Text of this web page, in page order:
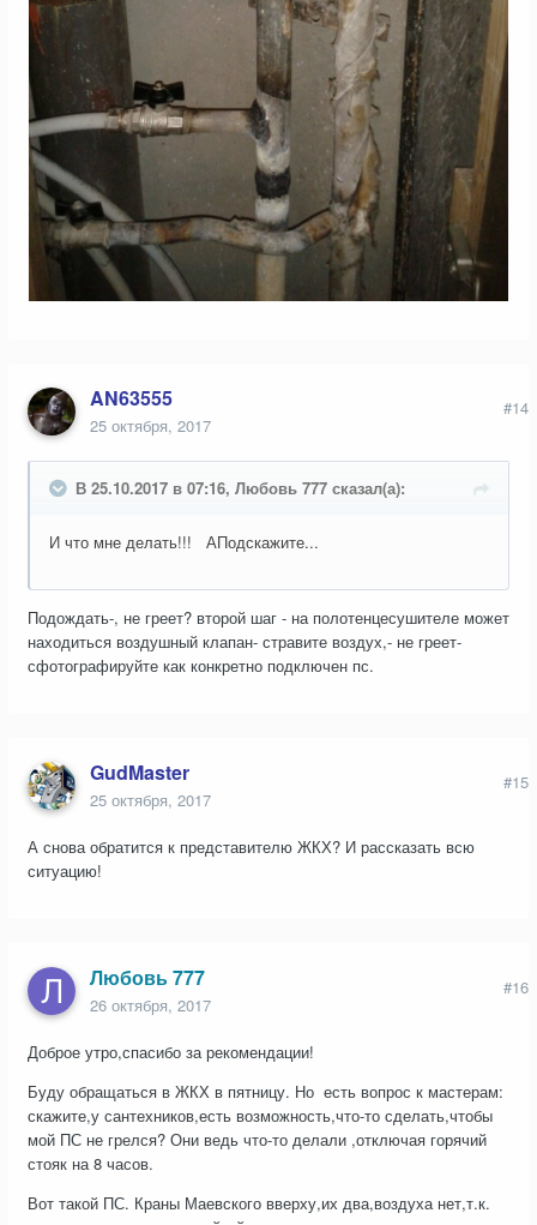
AN63555
25 октября, 2017
#14
В 25.10.2017 в 07:16, Любовь 777 сказал(а):
И что мне делать!!! АПодскажите...
Подождать-, не греет? второй шаг - на полотенцесушителе может
находиться воздушный клапан- стравите воздух,- не греет-
сфотографируйте как конкретно подключен пс.
GudMaster
25 октября, 2017
#15
А снова обратится к представителю ЖКХ? И рассказать всю
ситуацию!
Любовь 777
26 октября, 2017
#16
Доброе утро,спасибо за рекомендации!
Буду обращаться в ЖКХ в пятницу. Но есть вопрос к мастерам:
скажите,у сантехников,есть возможность,что-то сделать,чтобы
мой ПС не грелся? Они ведь что-то делали ,отключая горячий
стояк на 8 часов.
Вот такой ПС. Краны Маевского вверху,их два,воздуха нет,т.к.